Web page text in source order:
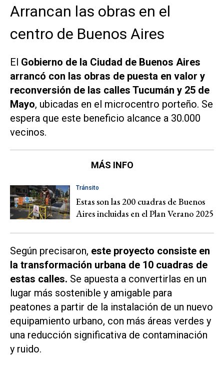
Arrancan las obras en el
centro de Buenos Aires
El Gobierno de la Ciudad de Buenos Aires
arrancó con las obras de puesta en valor y
reconversión de las calles Tucumán y 25 de
Mayo, ubicadas en el microcentro porteño. Se
espera que este beneficio alcance a 30.000
vecinos.
MÁS INFO
Tránsito
Estas son las 200 cuadras de Buenos
Aires incluidas en el Plan Verano 2025
Según precisaron, este proyecto consiste en
la transformación urbana de 10 cuadras de
estas calles. Se apuesta a convertirlas en un
lugar más sostenible y amigable para
peatones a partir de la instalación de un nuevo
equipamiento urbano, con más áreas verdes y
una reducción significativa de contaminación
y ruido.